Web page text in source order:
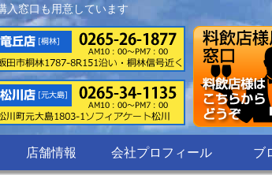
窓口も用意しています
店舗情報 会社プロフィール ブ